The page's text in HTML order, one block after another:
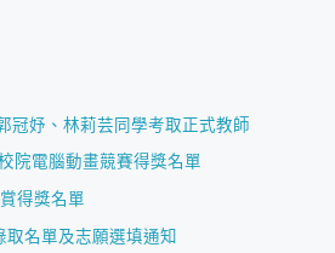
冠妤、林莉芸同學考取正式教師
院電腦動畫競賽得獎名單
得獎名單
名單及志願選填通知